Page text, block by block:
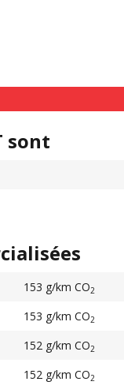
sont
153 g/km CO2
153 g/km CO2
152 g/km CO2
152 g/km CO2